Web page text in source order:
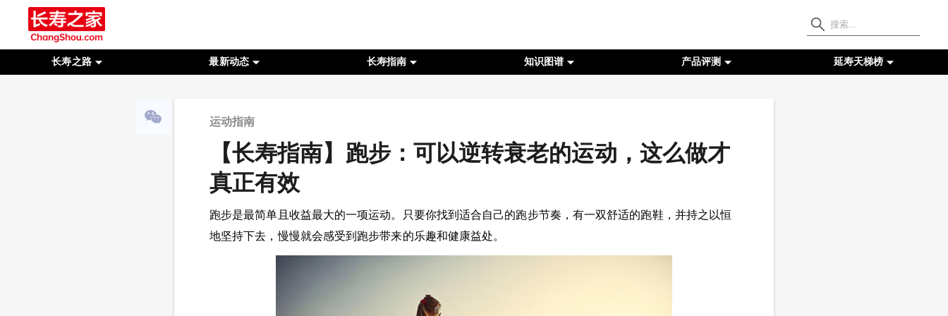
长寿之路 最新动态 长寿指南 知识图谱 产品评测 延寿天梯榜
运动指南
【长寿指南】跑步：可以逆转衰老的运动，这么做才
真正有效
跑步是最简单且收益最大的一项运动。只要你找到适合自己的跑步节奏，有一双舒适的跑鞋，并持之以恒
地坚持下去，慢慢就会感受到跑步带来的乐趣和健康益处。